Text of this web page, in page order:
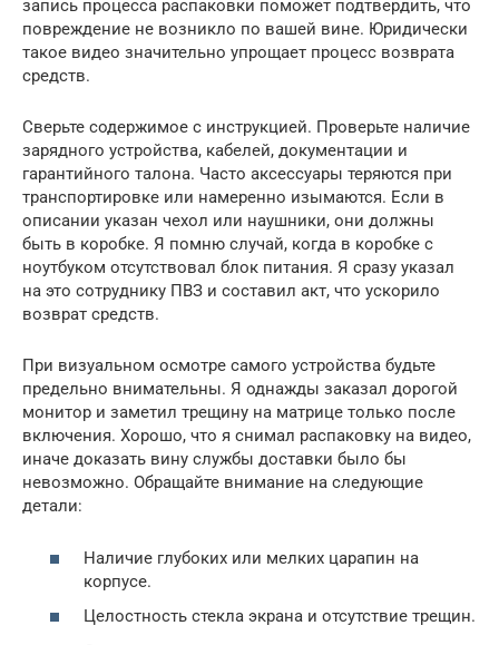
запись процесса распаковки поможет подтвердить, что
повреждение не возникло по вашей вине. Юридически
такое видео значительно упрощает процесс возврата
средств.
Сверьте содержимое с инструкцией. Проверьте наличие
зарядного устройства, кабелей, документации и
гарантийного талона. Часто аксессуары теряются при
транспортировке или намеренно изымаются. Если в
описании указан чехол или наушники, они должны
быть в коробке. Я помню случай, когда в коробке с
ноутбуком отсутствовал блок питания. Я сразу указал
на это сотруднику ПВЗ и составил акт, что ускорило
возврат средств.
При визуальном осмотре самого устройства будьте
предельно внимательны. Я однажды заказал дорогой
монитор и заметил трещину на матрице только после
включения. Хорошо, что я снимал распаковку на видео,
иначе доказать вину службы доставки было бы
невозможно. Обращайте внимание на следующие
детали:
Наличие глубоких или мелких царапин на
корпусе.
Целостность стекла экрана и отсутствие трещин.